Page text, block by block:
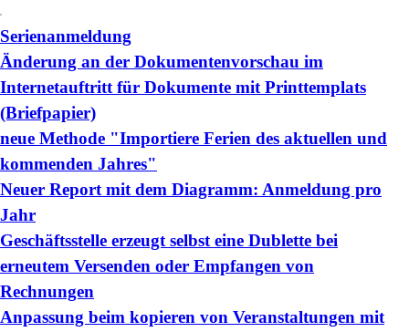
Serienanmeldung
Änderung an der Dokumentenvorschau im
Internetauftritt für Dokumente mit Printtemplats
(Briefpapier)
neue Methode "Importiere Ferien des aktuellen und
kommenden Jahres"
Neuer Report mit dem Diagramm: Anmeldung pro
Jahr
Geschäftsstelle erzeugt selbst eine Dublette bei
erneutem Versenden oder Empfangen von
Rechnungen
Anpassung beim kopieren von Veranstaltungen mit